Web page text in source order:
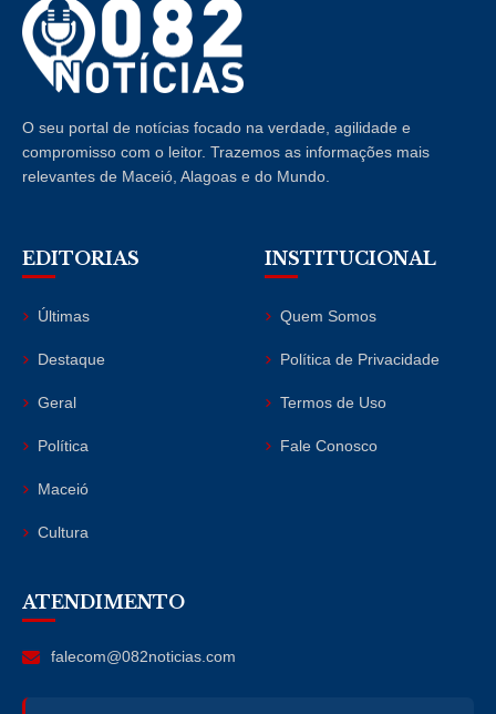
O seu portal de notícias focado na verdade, agilidade e
compromisso com o leitor. Trazemos as informações mais
relevantes de Maceió, Alagoas e do Mundo.
EDITORIAS
Últimas
Destaque
Geral
Política
Maceió
Cultura
INSTITUCIONAL
Quem Somos
Política de Privacidade
Termos de Uso
Fale Conosco
ATENDIMENTO
falecom@082noticias.com